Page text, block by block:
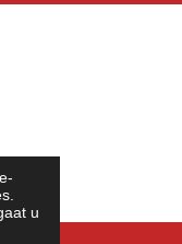
u